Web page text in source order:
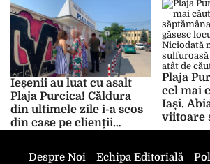
Ieșenii au luat cu asalt
Plaja Purcica! Căldura
din ultimele zile i-a scos
din case pe clienții
Nicolina! Zeci de
Plaja
cel mai
Iași.
viitoare
locuri
Despre Noi Echipa Editorială